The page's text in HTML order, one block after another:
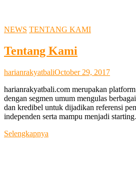
NEWS TENTANG KAMI
Tentang Kami
harianrakyatbaliOctober 29, 2017
harianrakyatbali.com merupakan
dengan segmen umum mengulas
dan kredibel untuk dijadikan referensi
independen serta mampu menjadi
Selengkapnya